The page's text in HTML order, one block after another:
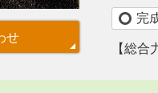
完
【総合